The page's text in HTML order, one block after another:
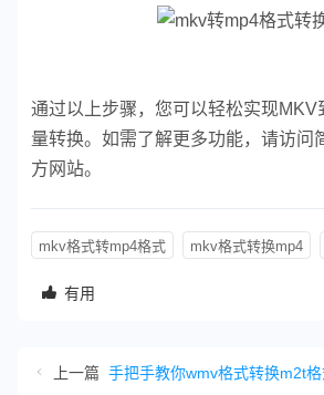
通过以上步骤，您可以轻松实现MKV
量转换。如需了解更多功能，请访问
方网站。
mkv格式转mp4格式 mkv格式转换mp4
有用
上一篇 手把手教你wmv格式转换m2t